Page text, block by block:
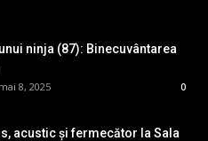
ninja (87): Binecuvântarea
mai 8, 2025 0
acustic și fermecător la Sala